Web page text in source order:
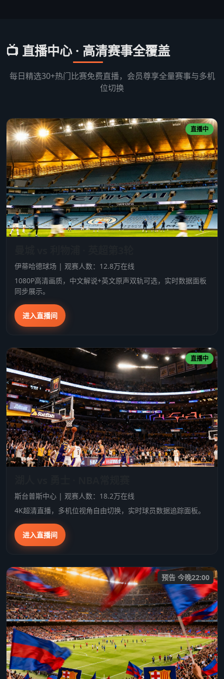
📺 直播中心 · 高清赛事全覆盖
每日精选30+热门比赛免费直播，会员尊享全量赛事与多机
位切换
直播中
伊蒂哈德球场 | 观赛人数：12.8万在线
1080P高清画质，中文解说+英文原声双轨可选，实时数据面板
同步展示。
进入直播间
直播中
斯台普斯中心 | 观赛人数：18.2万在线
4K超清直播，多机位视角自由切换，实时球员数据追踪面板。
进入直播间
预告 今晚22:00